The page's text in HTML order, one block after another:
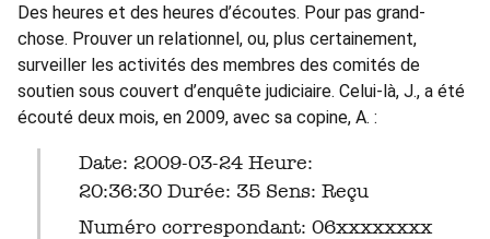
Des heures et des heures d’écoutes. Pour pas grand-
chose. Prouver un relationnel, ou, plus certainement,
surveiller les activités des membres des comités de
soutien sous couvert d’enquête judiciaire. Celui-là, J., a été
écouté deux mois, en 2009, avec sa copine, A. :
Date: 2009-03-24 Heure:
20:36:30 Durée: 35 Sens: Reçu
Numéro correspondant: 06xxxxxxxx